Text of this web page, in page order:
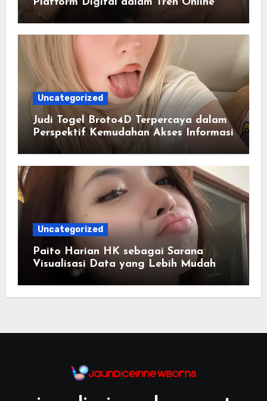
Masa Kini
Uncategorized
Judi Togel Broto4D Terpercaya dalam
Perspektif Kemudahan Akses Informasi
Uncategorized
Paito Harian HK sebagai Sarana
Visualisasi Data yang Lebih Mudah
Dipahami